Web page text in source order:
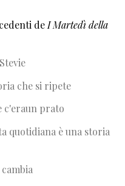
de I Martedì della
che si ripete
c'eraun prato
quotidiana è una storia